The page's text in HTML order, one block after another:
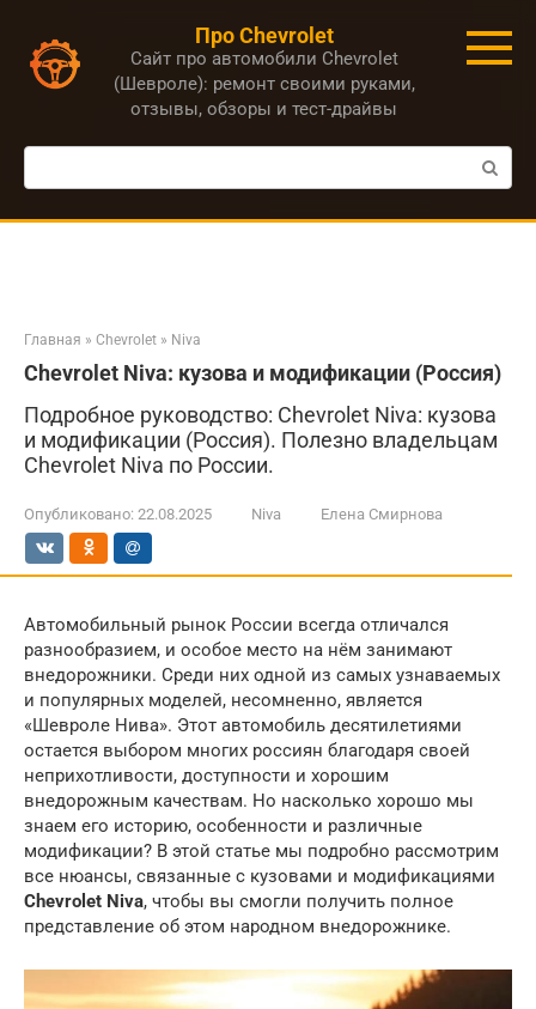
контенту
Про Chevrolet
Сайт про автомобили Chevrolet
(Шевроле): ремонт своими руками,
отзывы, обзоры и тест-драйвы
Поиск:
Главная » Chevrolet » Niva
Chevrolet Niva: кузова и модификации (Россия)
Подробное руководство: Chevrolet Niva: кузова
и модификации (Россия). Полезно владельцам
Chevrolet Niva по России.
Опубликовано: 22.08.2025 Niva Елена Смирнова
Автомобильный рынок России всегда отличался
разнообразием, и особое место на нём занимают
внедорожники. Среди них одной из самых узнаваемых
и популярных моделей, несомненно, является
«Шевроле Нива». Этот автомобиль десятилетиями
остается выбором многих россиян благодаря своей
неприхотливости, доступности и хорошим
внедорожным качествам. Но насколько хорошо мы
знаем его историю, особенности и различные
модификации? В этой статье мы подробно рассмотрим
все нюансы, связанные с кузовами и модификациями
Chevrolet Niva, чтобы вы смогли получить полное
представление об этом народном внедорожнике.